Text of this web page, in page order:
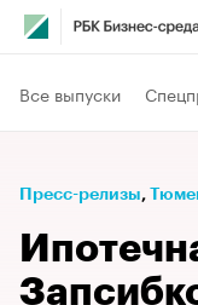
Все выпуски
Пресс-релизы⁠,